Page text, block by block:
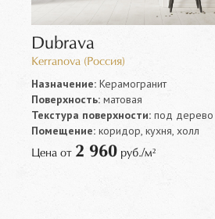
Dubrava
Kerranova (Россия)
Назначение:Керамогранит
Поверхность:матовая
Текстура поверхности:под дерево
Помещение:коридор, кухня, холл
Цена от 2 960руб./м²